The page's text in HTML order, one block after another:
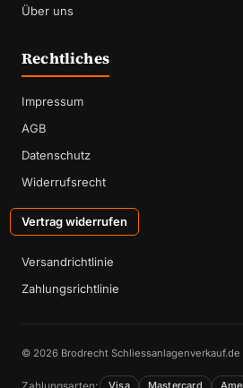
Über uns
Rechtliches
Impressum
AGB
Datenschutz
Widerrufsrecht
Vertrag widerrufen
Versandrichtlinie
Zahlungsrichtlinie
© 2026 Brodrecht Schliessanlagenverkauf.de
Visa Mastercard